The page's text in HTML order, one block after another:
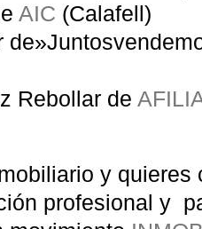
AIC (Calafell)
Rebollar de
y quieres
profesional y